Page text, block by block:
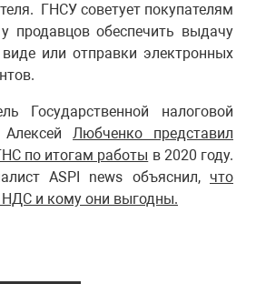
ГНСУ советует покупателям
продавцов обеспечить выдачу
или отправки электронных
Государственной налоговой
Любченко представил
по итогам работы в 2020 году.
ASPI news объяснил, что
НДС и кому они выгодны.